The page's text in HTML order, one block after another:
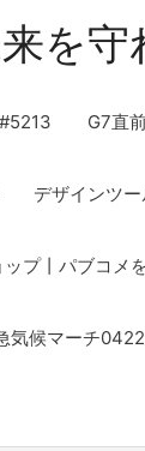
を守
G7直
デザインツ
プ丨パブコメ
気候マーチ0422